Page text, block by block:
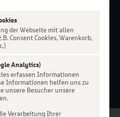
Düsseldorf
der Webseite mit allen
Consent Cookies, Warenkorb,
Analytics)
erfassen Informationen
Informationen helfen uns zu
unsere Besucher unsere
Verarbeitung Ihrer